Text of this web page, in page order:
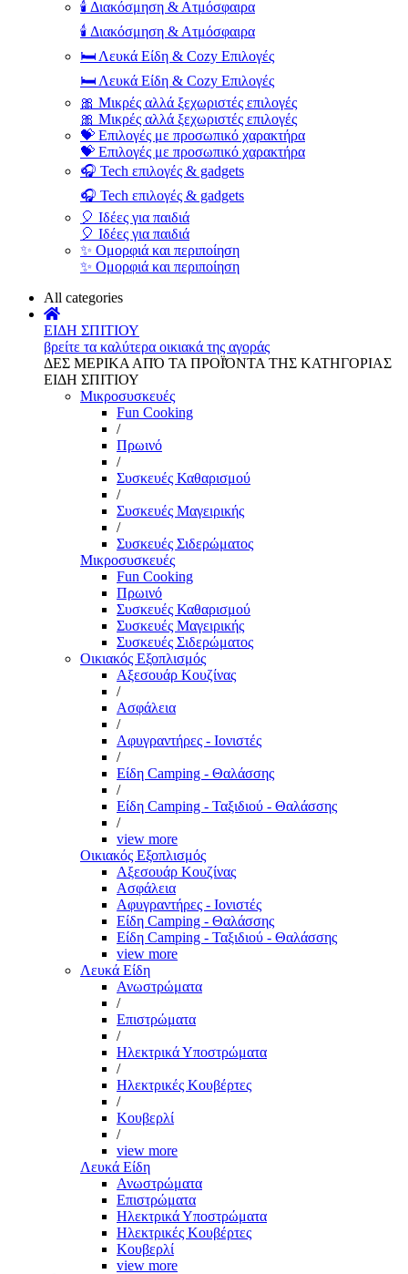
🕯️ Διακόσμηση & Ατμόσφαιρα
🕯️ Διακόσμηση & Ατμόσφαιρα
🛏️ Λευκά Είδη & Cozy Επιλογές
🛏️ Λευκά Είδη & Cozy Επιλογές
🎀 Μικρές αλλά ξεχωριστές επιλογές
🎀 Μικρές αλλά ξεχωριστές επιλογές
💝 Επιλογές με προσωπικό χαρακτήρα
💝 Επιλογές με προσωπικό χαρακτήρα
🎧 Tech επιλογές & gadgets
🎧 Tech επιλογές & gadgets
🎈 Ιδέες για παιδιά
🎈 Ιδέες για παιδιά
✨ Ομορφιά και περιποίηση
✨ Ομορφιά και περιποίηση
All categories
ΕΙΔΗ ΣΠΙΤΙΟΥ
βρείτε τα καλύτερα οικιακά της αγοράς
ΔΕΣ ΜΕΡΙΚΑ ΑΠΌ ΤΑ ΠΡΟΪΌΝΤΑ ΤΗΣ ΚΑΤΗΓΟΡΙΑΣ
ΕΙΔΗ ΣΠΙΤΙΟΥ
Μικροσυσκευές
Fun Cooking
/
Πρωινό
/
Συσκευές Καθαρισμού
/
Συσκευές Μαγειρικής
/
Συσκευές Σιδερώματος
Μικροσυσκευές
Fun Cooking
Πρωινό
Συσκευές Καθαρισμού
Συσκευές Μαγειρικής
Συσκευές Σιδερώματος
Οικιακός Εξοπλισμός
Αξεσουάρ Κουζίνας
/
Ασφάλεια
/
Αφυγραντήρες - Ιονιστές
/
Είδη Camping - Θαλάσσης
/
Είδη Camping - Ταξιδιού - Θαλάσσης
/
view more
Οικιακός Εξοπλισμός
Αξεσουάρ Κουζίνας
Ασφάλεια
Αφυγραντήρες - Ιονιστές
Είδη Camping - Θαλάσσης
Είδη Camping - Ταξιδιού - Θαλάσσης
view more
Λευκά Είδη
Ανωστρώματα
/
Επιστρώματα
/
Ηλεκτρικά Υποστρώματα
/
Ηλεκτρικές Κουβέρτες
/
Κουβερλί
/
view more
Λευκά Είδη
Ανωστρώματα
Επιστρώματα
Ηλεκτρικά Υποστρώματα
Ηλεκτρικές Κουβέρτες
Κουβερλί
view more